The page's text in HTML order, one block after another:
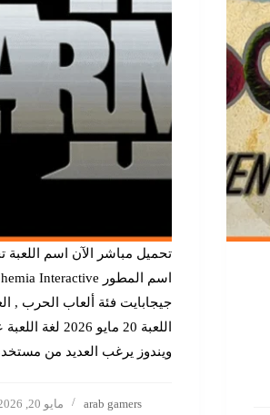
جيجابايت فئة ألعاب الحرب ,
اللعبة 20 مايو
ويندوز يرغب العديد من
arab gamers مايو 20, 2026